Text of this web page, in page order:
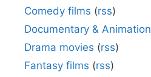
Comedy films (rss)
Documentary & Animation
Drama movies (rss)
Fantasy films (rss)